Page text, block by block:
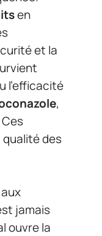
en
et la
l’efficacité
,
des
jamais
ouvre la